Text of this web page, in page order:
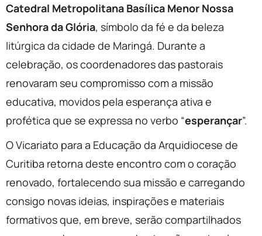
Catedral Metropolitana Basílica Menor Nossa
Senhora da Glória, símbolo da fé e da beleza
litúrgica da cidade de Maringá. Durante a
celebração, os coordenadores das pastorais
renovaram seu compromisso com a missão
educativa, movidos pela esperança ativa e
profética que se expressa no verbo “esperançar”.
O Vicariato para a Educação da Arquidiocese de
Curitiba retorna deste encontro com o coração
renovado, fortalecendo sua missão e carregando
consigo novas ideias, inspirações e materiais
formativos que, em breve, serão compartilhados